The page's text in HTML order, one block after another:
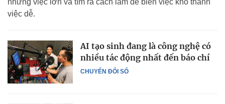
những việc lớn và tìm ra cách làm để biến việc khó thành
việc dễ.
CHUYỂN ĐỔI SỐ
AI tạo sinh đang là công nghệ có
nhiều tác động nhất đến báo chí